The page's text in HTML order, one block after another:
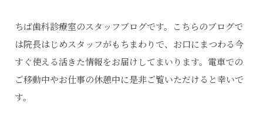
ちば歯科診療室のスタッフブログです。こちらのブログで
は院長はじめスタッフがもちまわりで、お口にまつわる今
すぐ使える活きた情報をお届けしてまいります。電車での
ご移動中やお仕事の休憩中に是非ご覧いただけると幸いで
す。